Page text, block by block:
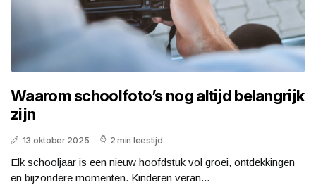
Waarom schoolfoto’s nog altijd belangrijk
zijn
13 oktober 2025 2 min leestijd
Elk schooljaar is een nieuw hoofdstuk vol groei, ontdekkingen
en bijzondere momenten. Kinderen veran...